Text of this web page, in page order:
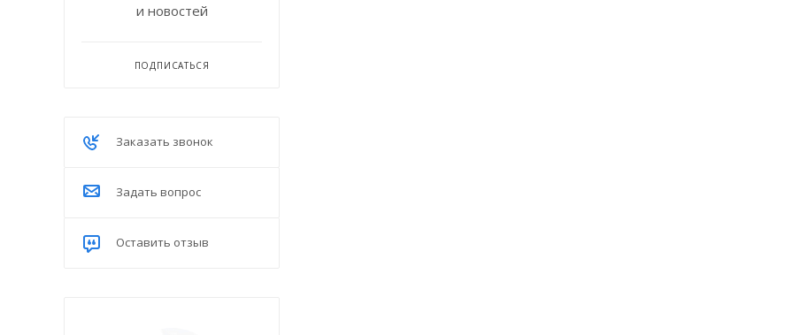
и новостей
ПОДПИСАТЬСЯ
Заказать звонок
Задать вопрос
Оставить отзыв